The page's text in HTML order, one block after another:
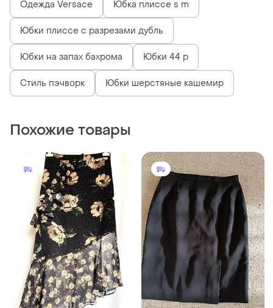
Одежда Versace Юбка плиссе s m
Юбки плиссе с разрезами дубль
Юбки на запах бахрома Юбки 44 р
Стиль пэчворк Юбки шерстяные кашемир
Похожие товары